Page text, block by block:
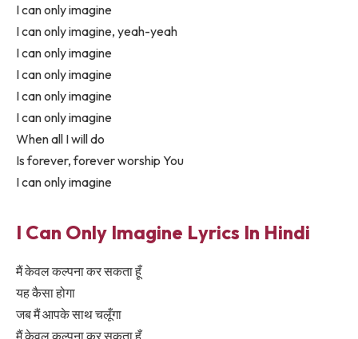
I can only imagine
I can only imagine, yeah-yeah
I can only imagine
I can only imagine
I can only imagine
I can only imagine
When all I will do
Is forever, forever worship You
I can only imagine
I Can Only Imagine Lyrics In Hindi
मैं केवल कल्पना कर सकता हूँ
यह कैसा होगा
जब मैं आपके साथ चलूँगा
मैं केवल कल्पना कर सकता हूँ